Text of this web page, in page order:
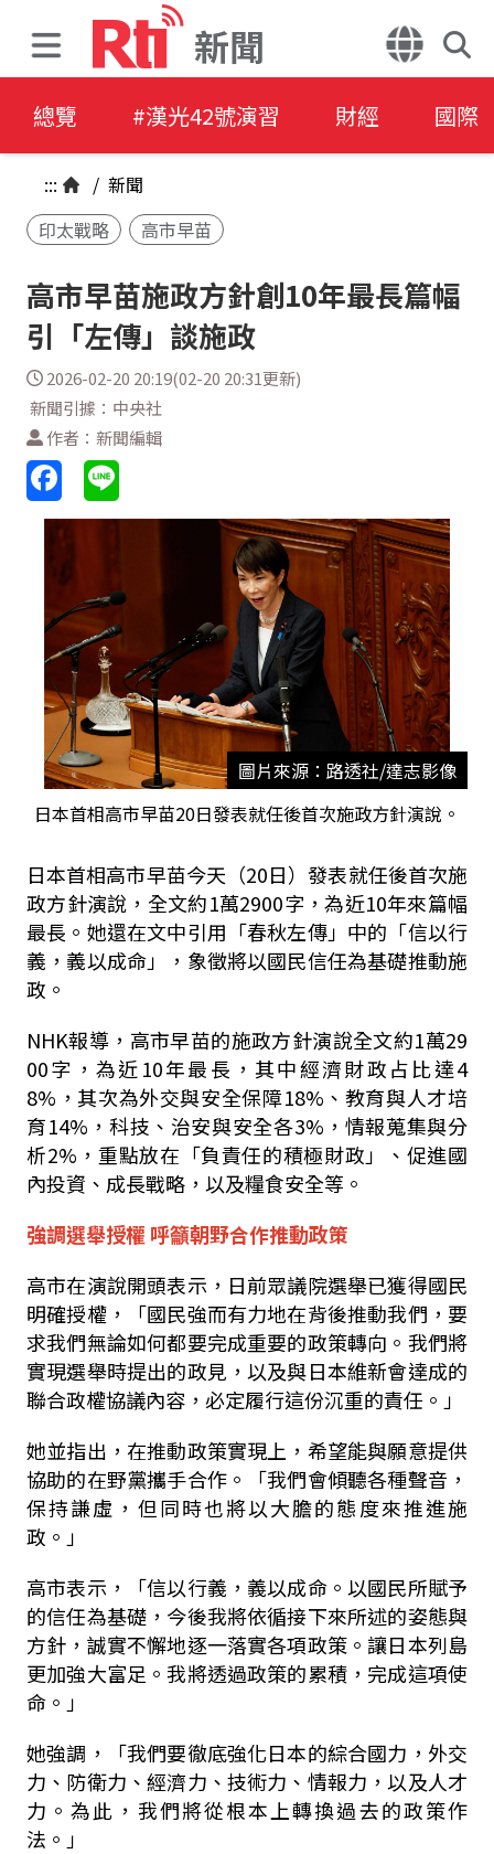
新聞
總覽 #漢光42號演習 財經 國際
::: / 新聞
印太戰略
高市早苗
高市早苗施政方針創10年最長篇幅
引「左傳」談施政
2026-02-20 20:19(02-20 20:31更新)
新聞引據：中央社
作者：新聞編輯
圖片來源：路透社/達志影像
日本首相高市早苗20日發表就任後首次施政方針演說。
日本首相高市早苗今天（20日）發表就任後首次施
政方針演說，全文約1萬2900字，為近10年來篇幅
最長。她還在文中引用「春秋左傳」中的「信以行
義，義以成命」，象徵將以國民信任為基礎推動施
政。
NHK報導，高市早苗的施政方針演說全文約1萬29
00字，為近10年最長，其中經濟財政占比達4
8%，其次為外交與安全保障18%、教育與人才培
育14%，科技、治安與安全各3%，情報蒐集與分
析2%，重點放在「負責任的積極財政」、促進國
內投資、成長戰略，以及糧食安全等。
強調選舉授權 呼籲朝野合作推動政策
高市在演說開頭表示，日前眾議院選舉已獲得國民
明確授權，「國民強而有力地在背後推動我們，要
求我們無論如何都要完成重要的政策轉向。我們將
實現選舉時提出的政見，以及與日本維新會達成的
聯合政權協議內容，必定履行這份沉重的責任。」
她並指出，在推動政策實現上，希望能與願意提供
協助的在野黨攜手合作。「我們會傾聽各種聲音，
保持謙虛，但同時也將以大膽的態度來推進施
政。」
高市表示，「信以行義，義以成命。以國民所賦予
的信任為基礎，今後我將依循接下來所述的姿態與
方針，誠實不懈地逐一落實各項政策。讓日本列島
更加強大富足。我將透過政策的累積，完成這項使
命。」
她強調，「我們要徹底強化日本的綜合國力，外交
力、防衛力、經濟力、技術力、情報力，以及人才
力。為此，我們將從根本上轉換過去的政策作
法。」